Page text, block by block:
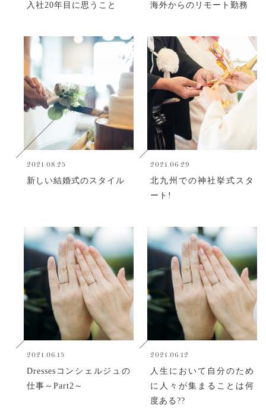
入社20年目に思うこと 海外からのリモート勤務
2021.08.25
新しい結婚式のスタイル
2021.06.29
北九州での神社挙式スタ
ート!
2021.06.15
Dressesコンシェルジュの
仕事～Part2～
2021.06.12
人生において自分のため
に人々が集まることは何
度ある??